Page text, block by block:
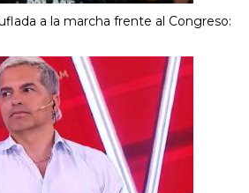
a la marcha frente al Congreso: